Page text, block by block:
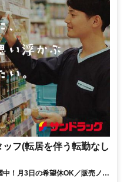
フ(転居を伴う転勤なし
！月3日の希望休OK／販売ノル